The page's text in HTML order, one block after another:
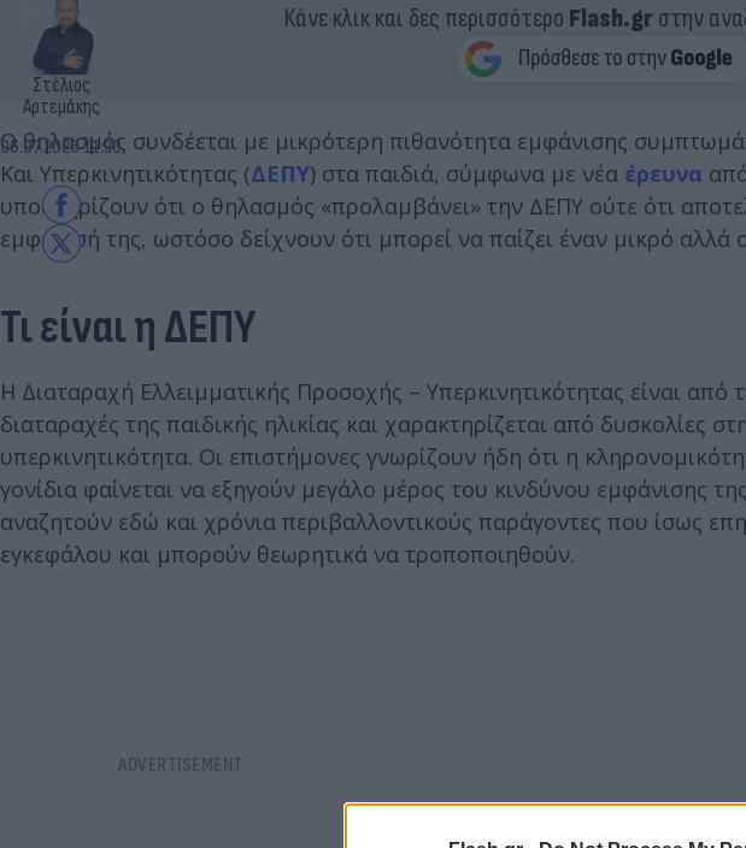
Στέλιος
Αρτεμάκης
06.07.2026 11:30
Κάνε κλικ και δες περισσότερο Flash.grστην
Ο θηλασμός συνδέεται με μικρότερη πιθανότητα εμφάνισης
Και Υπερκινητικότητας (ΔΕΠΥ) στα παιδιά, σύμφωνα με νέα έρευνα
υποστηρίζουν ότι ο θηλασμός «προλαμβάνει» την ΔΕΠΥ ούτε ότι
εμφάνισή της, ωστόσο δείχνουν ότι μπορεί να παίζει έναν μικρό
Τι είναι η ΔΕΠΥ
H Διαταραχή Ελλειμματικής Προσοχής – Υπερκινητικότητας είναι από
διαταραχές της παιδικής ηλικίας και χαρακτηρίζεται από δυσκολίες
υπερκινητικότητα. Οι επιστήμονες γνωρίζουν ήδη ότι η
γονίδια φαίνεται να εξηγούν μεγάλο μέρος του κινδύνου εμφάνισης
αναζητούν εδώ και χρόνια περιβαλλοντικούς παράγοντες που ίσως
εγκεφάλου και μπορούν θεωρητικά να τροποποιηθούν.